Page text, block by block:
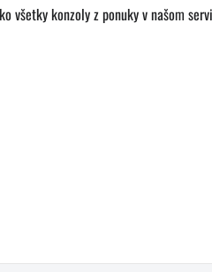
konzoly z ponuky v našom